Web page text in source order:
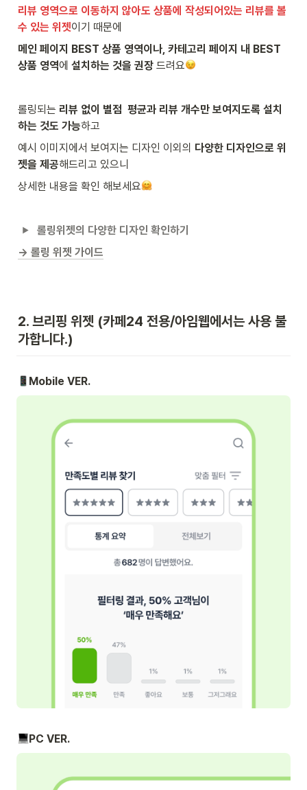
리뷰 영역으로 이동하지 않아도 상품에 작성되어있는 리뷰를 볼
수 있는 위젯이기 때문에
메인 페이지 BEST 상품 영역이나, 카테고리 페이지 내 BEST
상품 영역에 설치하는 것을 권장 드려요
롤링되는 리뷰 없이 별점  평균과 리뷰 개수만 보여지도록 설치
하는 것도 가능하고
예시 이미지에서 보여지는 디자인 이외의 다양한 디자인으로 위
젯을 제공해드리고 있으니
상세한 내용을 확인 해보세요
롤링위젯의 다양한 디자인 확인하기
→ 롤링 위젯 가이드
2. 브리핑 위젯 (카페24 전용/아임웹에서는 사용 불
가합니다.)
Mobile VER.
PC VER.